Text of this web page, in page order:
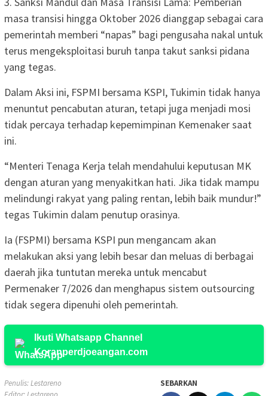
masa transisi hingga Oktober 2026 dianggap sebagai cara
pemerintah memberi “napas” bagi pengusaha nakal untuk
terus mengeksploitasi buruh tanpa takut sanksi pidana
yang tegas.
Dalam Aksi ini, FSPMI bersama KSPI, Tukimin tidak hanya
menuntut pencabutan aturan, tetapi juga menjadi mosi
tidak percaya terhadap kepemimpinan Kemenaker saat
ini.
“Menteri Tenaga Kerja telah mendahului keputusan MK
dengan aturan yang menyakitkan hati. Jika tidak mampu
melindungi rakyat yang paling rentan, lebih baik mundur!”
tegas Tukimin dalam penutup orasinya.
Ia (FSPMI) bersama KSPI pun mengancam akan
melakukan aksi yang lebih besar dan meluas di berbagai
daerah jika tuntutan mereka untuk mencabut
Permenaker 7/2026 dan menghapus sistem outsourcing
tidak segera dipenuhi oleh pemerintah.
Ikuti Whatsapp Channel
Koranperdjoeangan.com
Penulis: Lestareno
SEBARKAN